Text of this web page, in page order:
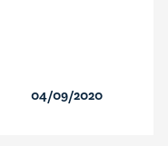
04/09/2020